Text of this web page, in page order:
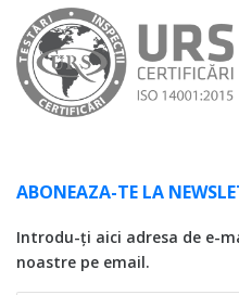
ABONEAZA-TE LA
Introdu-ți aici adresa de e-
noastre pe email.